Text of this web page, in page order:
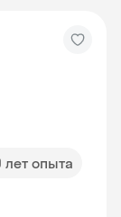
лет опыта